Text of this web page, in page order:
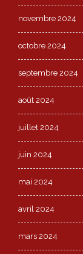
novembre 2024
octobre 2024
septembre 2024
août 2024
juillet 2024
juin 2024
mai 2024
avril 2024
mars 2024